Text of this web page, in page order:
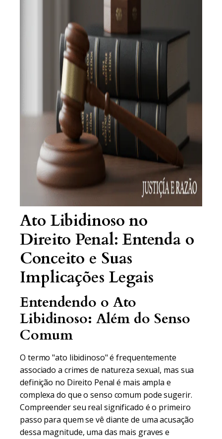
Ato Libidinoso no
Direito Penal: Entenda o
Conceito e Suas
Implicações Legais
Entendendo o Ato
Libidinoso: Além do Senso
Comum
O termo "ato libidinoso" é frequentemente
associado a crimes de natureza sexual, mas sua
definição no Direito Penal é mais ampla e
complexa do que o senso comum pode sugerir.
Compreender seu real significado é o primeiro
passo para quem se vê diante de uma acusação
dessa magnitude, uma das mais graves e